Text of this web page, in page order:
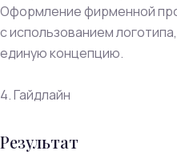
Оформление фирменной
с использованием
единую концепцию.
4. Гайдлайн
Результат